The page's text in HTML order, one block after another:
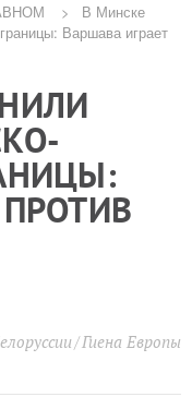
В Минске
Варшава играет
Гиена Европы